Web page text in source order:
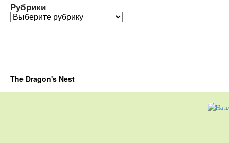
Рубрики
Рубрики
The Dragon's Nest